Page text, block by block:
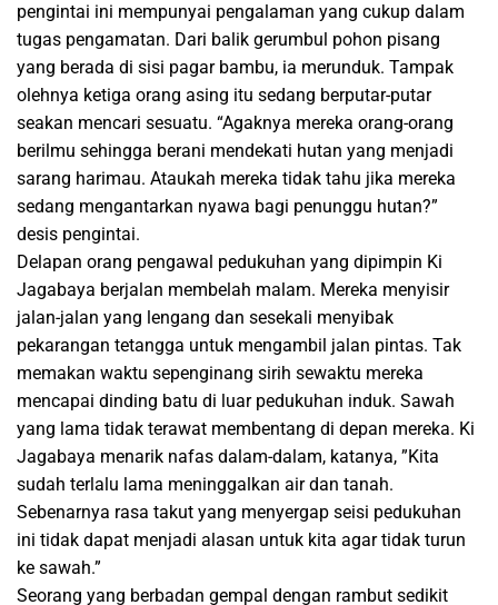
pengintai ini mempunyai pengalaman yang cukup dalam
tugas pengamatan. Dari balik gerumbul pohon pisang
yang berada di sisi pagar bambu, ia merunduk. Tampak
olehnya ketiga orang asing itu sedang berputar-putar
seakan mencari sesuatu. “Agaknya mereka orang-orang
berilmu sehingga berani mendekati hutan yang menjadi
sarang harimau. Ataukah mereka tidak tahu jika mereka
sedang mengantarkan nyawa bagi penunggu hutan?”
desis pengintai.
Delapan orang pengawal pedukuhan yang dipimpin Ki
Jagabaya berjalan membelah malam. Mereka menyisir
jalan-jalan yang lengang dan sesekali menyibak
pekarangan tetangga untuk mengambil jalan pintas. Tak
memakan waktu sepenginang sirih sewaktu mereka
mencapai dinding batu di luar pedukuhan induk. Sawah
yang lama tidak terawat membentang di depan mereka. Ki
Jagabaya menarik nafas dalam-dalam, katanya, ”Kita
sudah terlalu lama meninggalkan air dan tanah.
Sebenarnya rasa takut yang menyergap seisi pedukuhan
ini tidak dapat menjadi alasan untuk kita agar tidak turun
ke sawah.”
Seorang yang berbadan gempal dengan rambut sedikit